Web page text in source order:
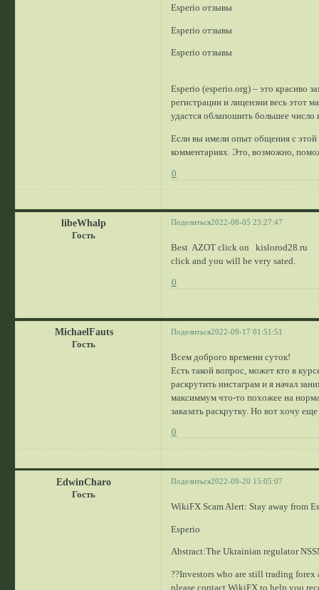
Esperio отзывы
Esperio отзывы
Esperio отзывы
Esperio (esperio.org) – это красиво
регистрации и лицензии весь этот
удастся облапошить большее число
Если вы имели опыт общения с этой
комментариях. Это, возможно,
0
Поделиться2022-08-05 23:27:47
libeWhalp
Гость
Best AZOT click on kislorod28.ru
click and you will be very sated.
0
Поделиться2022-09-17 01:51:51
MichaelFauts
Гость
Всем доброго времени суток!
Есть такой вопрос, может кто в
раскрутить инстаграм и я начал
максиммум что-то похожее на
заказать раскрутку. Но вот хочу
0
Поделиться2022-09-20 15:05:07
EdwinCharo
Гость
WikiFX Scam Alert: Stay away from
Esperio
Abstract:The Ukrainian regulator
??Investors who are still trading